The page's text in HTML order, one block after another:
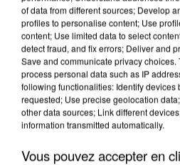
LES INTERVIEWS
FRANCE
of data from different sources; Develop
profiles to personalise content; Use
content; Use limited data to select
detect fraud, and fix errors; Deliver and
Save and communicate privacy
process personal data such as IP
following functionalities: Identify
requested; Use precise geolocation
other data sources; Link different
information transmitted automatically.
Vous pouvez accepter en